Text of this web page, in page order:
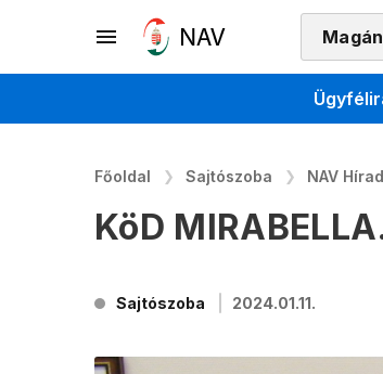
Főoldal Sajtószoba NAV
KöD
Sajtószoba 2024.01.11.